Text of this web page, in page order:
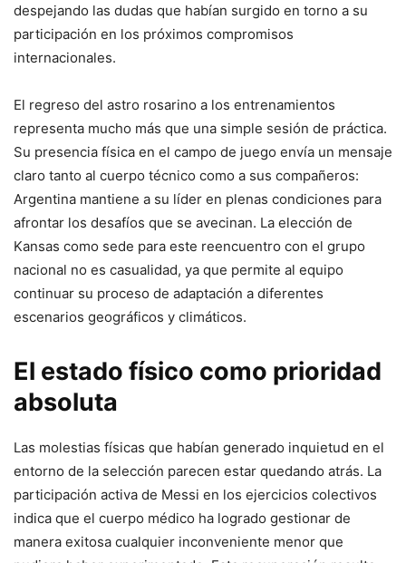
despejando las dudas que habían surgido en torno a su
participación en los próximos compromisos
internacionales.
El regreso del astro rosarino a los entrenamientos
representa mucho más que una simple sesión de práctica.
Su presencia física en el campo de juego envía un mensaje
claro tanto al cuerpo técnico como a sus compañeros:
Argentina mantiene a su líder en plenas condiciones para
afrontar los desafíos que se avecinan. La elección de
Kansas como sede para este reencuentro con el grupo
nacional no es casualidad, ya que permite al equipo
continuar su proceso de adaptación a diferentes
escenarios geográficos y climáticos.
El estado físico como prioridad
absoluta
Las molestias físicas que habían generado inquietud en el
entorno de la selección parecen estar quedando atrás. La
participación activa de Messi en los ejercicios colectivos
indica que el cuerpo médico ha logrado gestionar de
manera exitosa cualquier inconveniente menor que